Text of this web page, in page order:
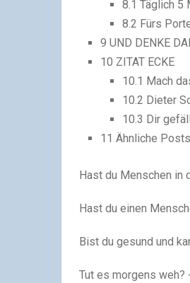
8.1 Täglich 5
8.2 Fürs
9 UND DENKE
10 ZITAT ECKE
10.1 Mach
10.2 Dieter
10.3 Dir
11 Ähnliche
Hast du Menschen in
Hast du einen
Bist du gesund und
Tut es morgens weh?